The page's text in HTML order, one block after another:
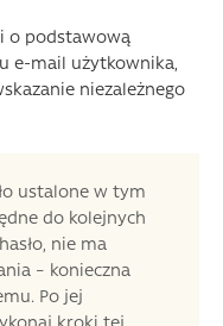
o podstawową
e-mail użytkownika,
niezależnego
ustalone w tym
do kolejnych
nie ma
– konieczna
Po jej